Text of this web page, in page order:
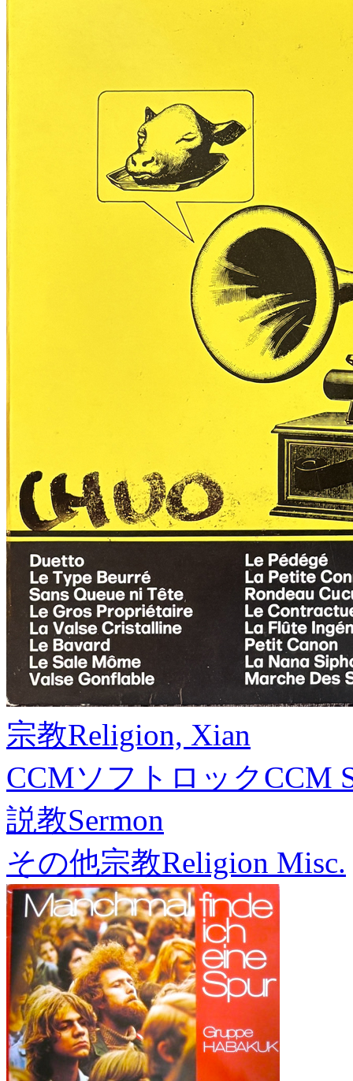
宗教Religion, Xian
CCMソフトロックCCM
説教Sermon
その他宗教Religion Misc.